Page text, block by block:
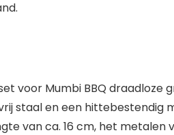
voor Mumbi BBQ
staal en een hittebestendig
van ca. 16 cm, het